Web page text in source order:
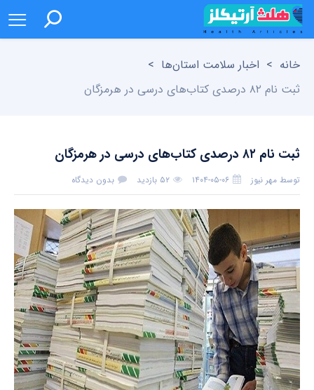
خانه > اخبار سلامت استان‌ها >
ثبت نام ۸۲ درصدی کتاب‌های درسی در هرمزگان
ثبت نام ۸۲ درصدی کتاب‌های درسی در هرمزگان
توسط مهر نیوز ۱۴۰۴-۰۵-۰۶ ۵۲ بازدید بدون دیدگاه